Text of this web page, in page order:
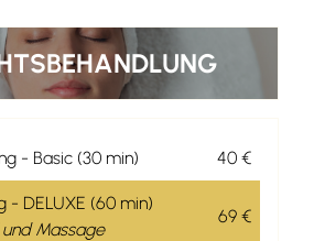
- Basic (30 min) 40 €
- DELUXE (60 min)
Massage
69 €